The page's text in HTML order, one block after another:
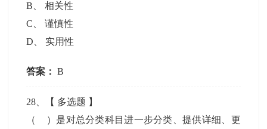
B 、相关性
C 、谨慎性
D
实用性
答案： B
28 、【 多选题 】
（ ）是对总分类科目进一步分类、提供详细、更